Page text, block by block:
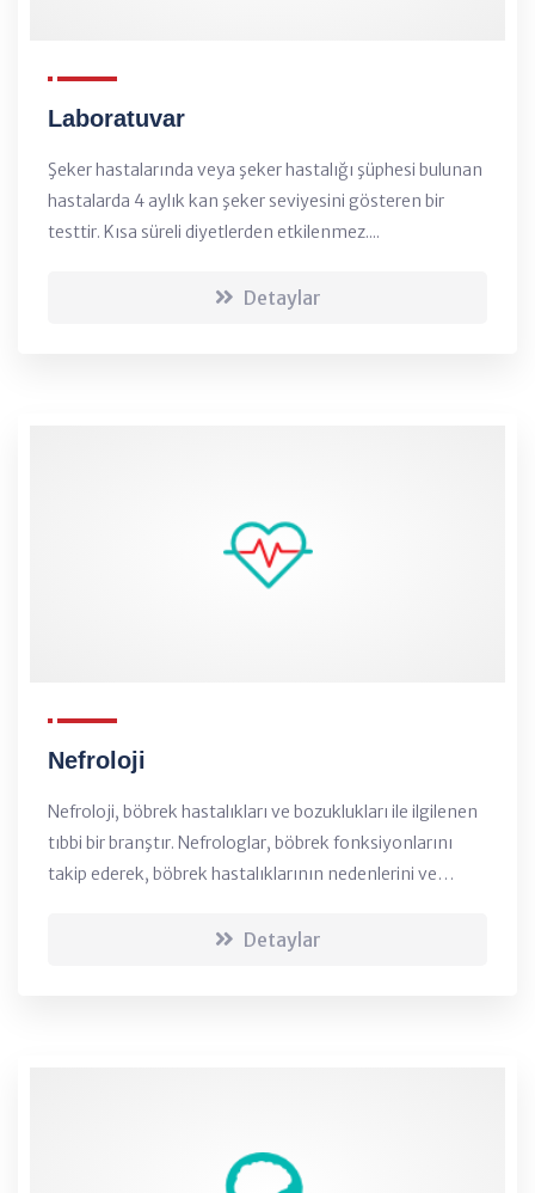
Laboratuvar
Şeker hastalarında veya şeker hastalığı şüphesi bulunan
hastalarda 4 aylık kan şeker seviyesini gösteren bir
testtir. Kısa süreli diyetlerden etkilenmez....
Detaylar
Nefroloji
Nefroloji, böbrek hastalıkları ve bozuklukları ile ilgilenen
tıbbi bir branştır. Nefrologlar, böbrek fonksiyonlarını
takip ederek, böbrek hastalıklarının nedenlerini ve
önerilerde bulunarak, insanla...Detaylar